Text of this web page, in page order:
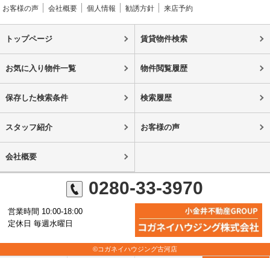
お客様の声
会社概要 個人情報 勧誘方針 来店予約
トップページ 賃貸物件検索
お気に入り物件一覧 物件閲覧履歴
保存した検索条件 検索履歴
スタッフ紹介 お客様の声
会社概要
0280-33-3970
営業時間 10:00-18:00
定休日 毎週水曜日
©コガネイハウジング古河店